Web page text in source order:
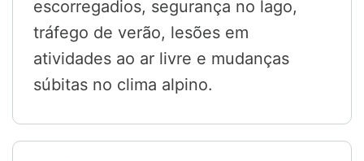
escorregadios, segurança no lago,
tráfego de verão, lesões em
atividades ao ar livre e mudanças
súbitas no clima alpino.